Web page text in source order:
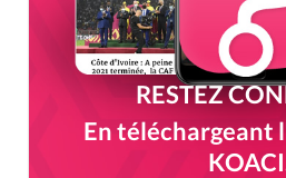
RESTEZ
En téléchargeant